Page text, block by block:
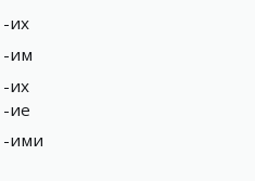
-их
-им
-их
-ие
-ими